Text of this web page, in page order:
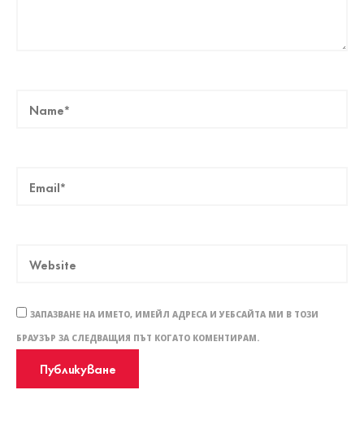
ЗАПАЗВАНЕ НА ИМЕТО, ИМЕЙЛ АДРЕСА И УЕБСАЙТА МИ В ТОЗИ
БРАУЗЪР ЗА СЛЕДВАЩИЯ ПЪТ КОГАТО КОМЕНТИРАМ.